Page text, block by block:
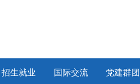
招生就业 国际交流 党建群团